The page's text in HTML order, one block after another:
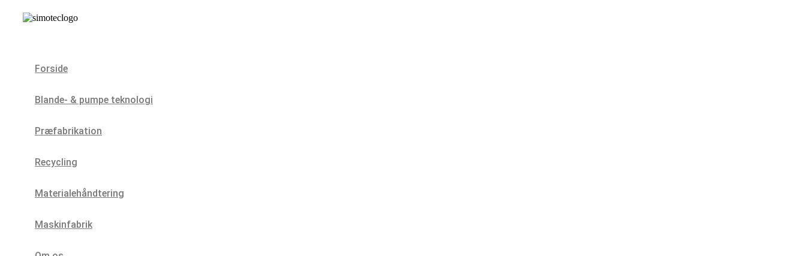
Forside
Blande- & pumpe teknologi
Præfabrikation
Recycling
Materialehåndtering
Maskinfabrik